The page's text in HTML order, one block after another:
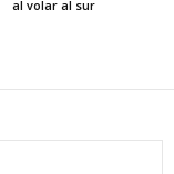
al volar al sur